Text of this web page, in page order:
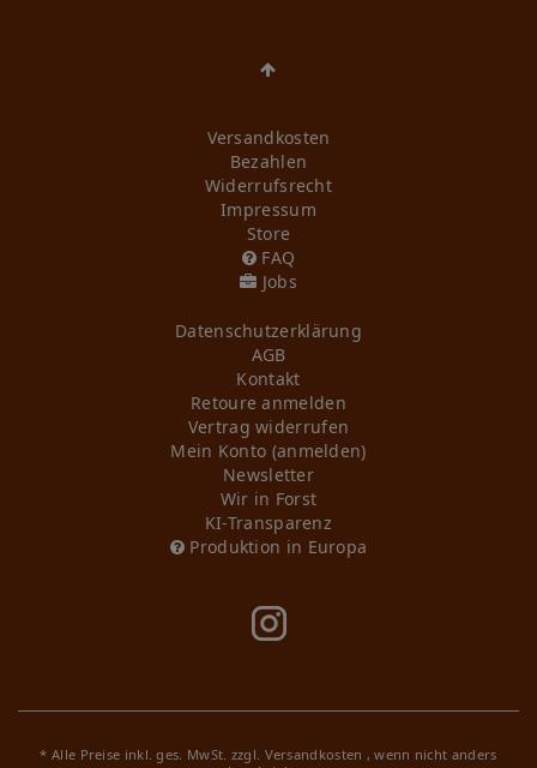
Versandkosten
Bezahlen
Widerrufs­recht
Impressum
Store
FAQ
Jobs
Daten­schutz­erklärung
AGB
Kontakt
Retoure anmelden
Vertrag widerrufen
Mein Konto (anmelden)
Newsletter
Wir in Forst
KI-Transparenz
Produktion in Europa
* Alle Preise inkl. ges. MwSt. zzgl. Versandkosten , wenn nicht anders